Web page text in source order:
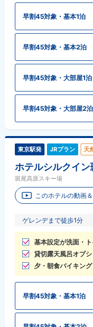
早割45対象・基本1泊
早割45対象・基本2泊
早割45対象・大部屋1泊
早割45対象・大部屋2泊
東京駅発 JRプラン 天
ホテルシルクイン
斑尾高原スキー場
このホテルの動画
ゲレンデまで徒歩1分
基本設定が洗面・
貸切露天風呂オプ
夕・朝食バイキング
早割45対象・基本1泊